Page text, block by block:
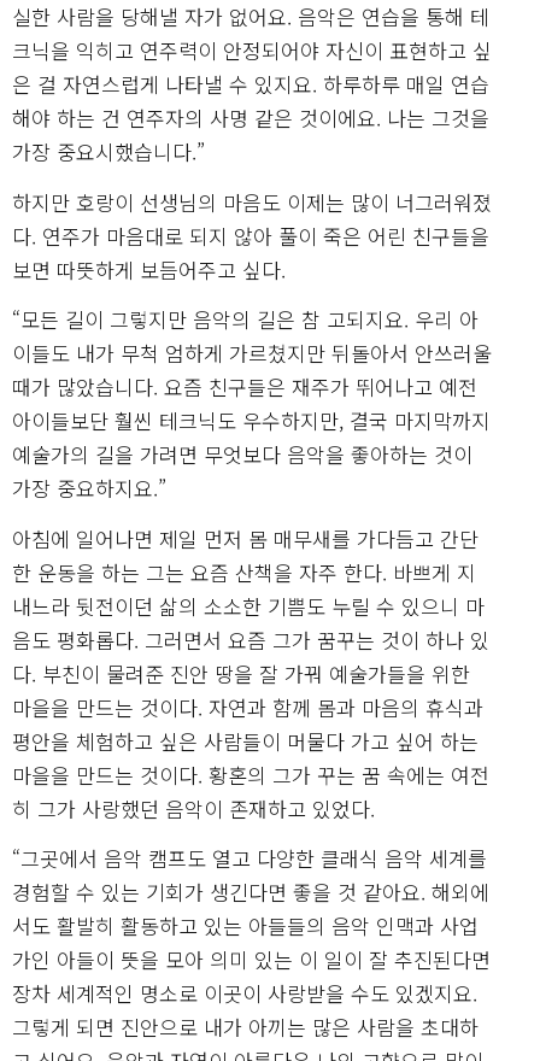
실한 사람을 당해낼 자가 없어요. 음악은 연습을 통해 테
크닉을 익히고 연주력이 안정되어야 자신이 표현하고 싶
은 걸 자연스럽게 나타낼 수 있지요. 하루하루 매일 연습
해야 하는 건 연주자의 사명 같은 것이에요. 나는 그것을
가장 중요시했습니다.”
하지만 호랑이 선생님의 마음도 이제는 많이 너그러워졌
다. 연주가 마음대로 되지 않아 풀이 죽은 어린 친구들을
보면 따뜻하게 보듬어주고 싶다.
“모든 길이 그렇지만 음악의 길은 참 고되지요. 우리 아
이들도 내가 무척 엄하게 가르쳤지만 뒤돌아서 안쓰러울
때가 많았습니다. 요즘 친구들은 재주가 뛰어나고 예전
아이들보단 훨씬 테크닉도 우수하지만, 결국 마지막까지
예술가의 길을 가려면 무엇보다 음악을 좋아하는 것이
가장 중요하지요.”
아침에 일어나면 제일 먼저 몸 매무새를 가다듬고 간단
한 운동을 하는 그는 요즘 산책을 자주 한다. 바쁘게 지
내느라 뒷전이던 삶의 소소한 기쁨도 누릴 수 있으니 마
음도 평화롭다. 그러면서 요즘 그가 꿈꾸는 것이 하나 있
다. 부친이 물려준 진안 땅을 잘 가꿔 예술가들을 위한
마을을 만드는 것이다. 자연과 함께 몸과 마음의 휴식과
평안을 체험하고 싶은 사람들이 머물다 가고 싶어 하는
마을을 만드는 것이다. 황혼의 그가 꾸는 꿈 속에는 여전
히 그가 사랑했던 음악이 존재하고 있었다.
“그곳에서 음악 캠프도 열고 다양한 클래식 음악 세계를
경험할 수 있는 기회가 생긴다면 좋을 것 같아요. 해외에
서도 활발히 활동하고 있는 아들들의 음악 인맥과 사업
가인 아들이 뜻을 모아 의미 있는 이 일이 잘 추진된다면
장차 세계적인 명소로 이곳이 사랑받을 수도 있겠지요.
그렇게 되면 진안으로 내가 아끼는 많은 사람을 초대하